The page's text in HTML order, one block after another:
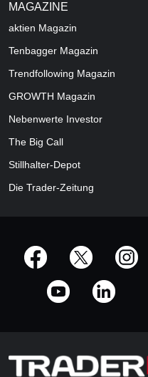
MAGAZINE
aktien Magazin
Tenbagger Magazin
Trendfollowing Magazin
GROWTH Magazin
Nebenwerte Investor
The Big Call
Stillhalter-Depot
Die Trader-Zeitung
offizielle Social Media-